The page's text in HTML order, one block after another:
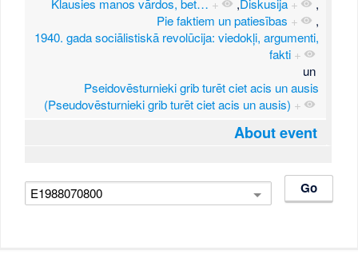
Klausies manos vārdos, bet… + ,Diskusija +
,
Pie faktiem un patiesības +
,
1940. gada sociālistiskā revolūcija: viedokļi, argumenti,
fakti +
un
Pseidovēsturnieki grib turēt ciet acis un ausis
(Pseudovēsturnieki grib turēt ciet acis un ausis) +
About event